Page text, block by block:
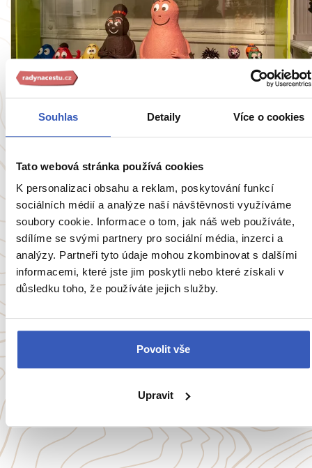
Souhlas Detaily Více o cookies
Tato webová stránka používá cookies
K personalizaci obsahu a reklam, poskytování funkcí
sociálních médií a analýze naší návštěvnosti využíváme
soubory cookie. Informace o tom, jak náš web používáte,
sdílíme se svými partnery pro sociální média, inzerci a
analýzy. Partneři tyto údaje mohou zkombinovat s dalšími
informacemi, které jste jim poskytli nebo které získali v
důsledku toho, že používáte jejich služby.
Povolit vše
Upravit
Oblíbená místa
Muzeum čokolády v Bruggách: sen všech
labužníků v samém srdci čokoládového ráje
Zobrazit všechny články o Belgii
Oblíbené cíle
Anglie Belgie Francie Irsko
Itálie Portugalsko
54 dalších koutů světa